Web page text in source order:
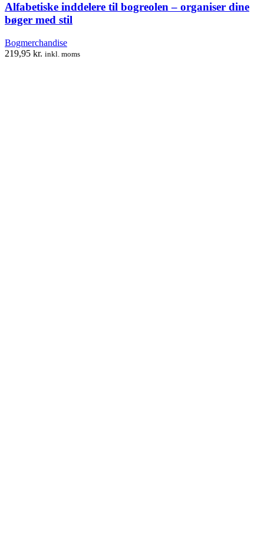
Alfabetiske inddelere til bogreolen – organiser dine
bøger med stil
Bogmerchandise
219,95 kr. inkl. moms